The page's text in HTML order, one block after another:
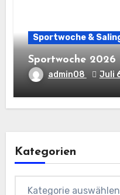
Sportwoche &
Sportwoche 2026
admin08 Juli
Kategorien